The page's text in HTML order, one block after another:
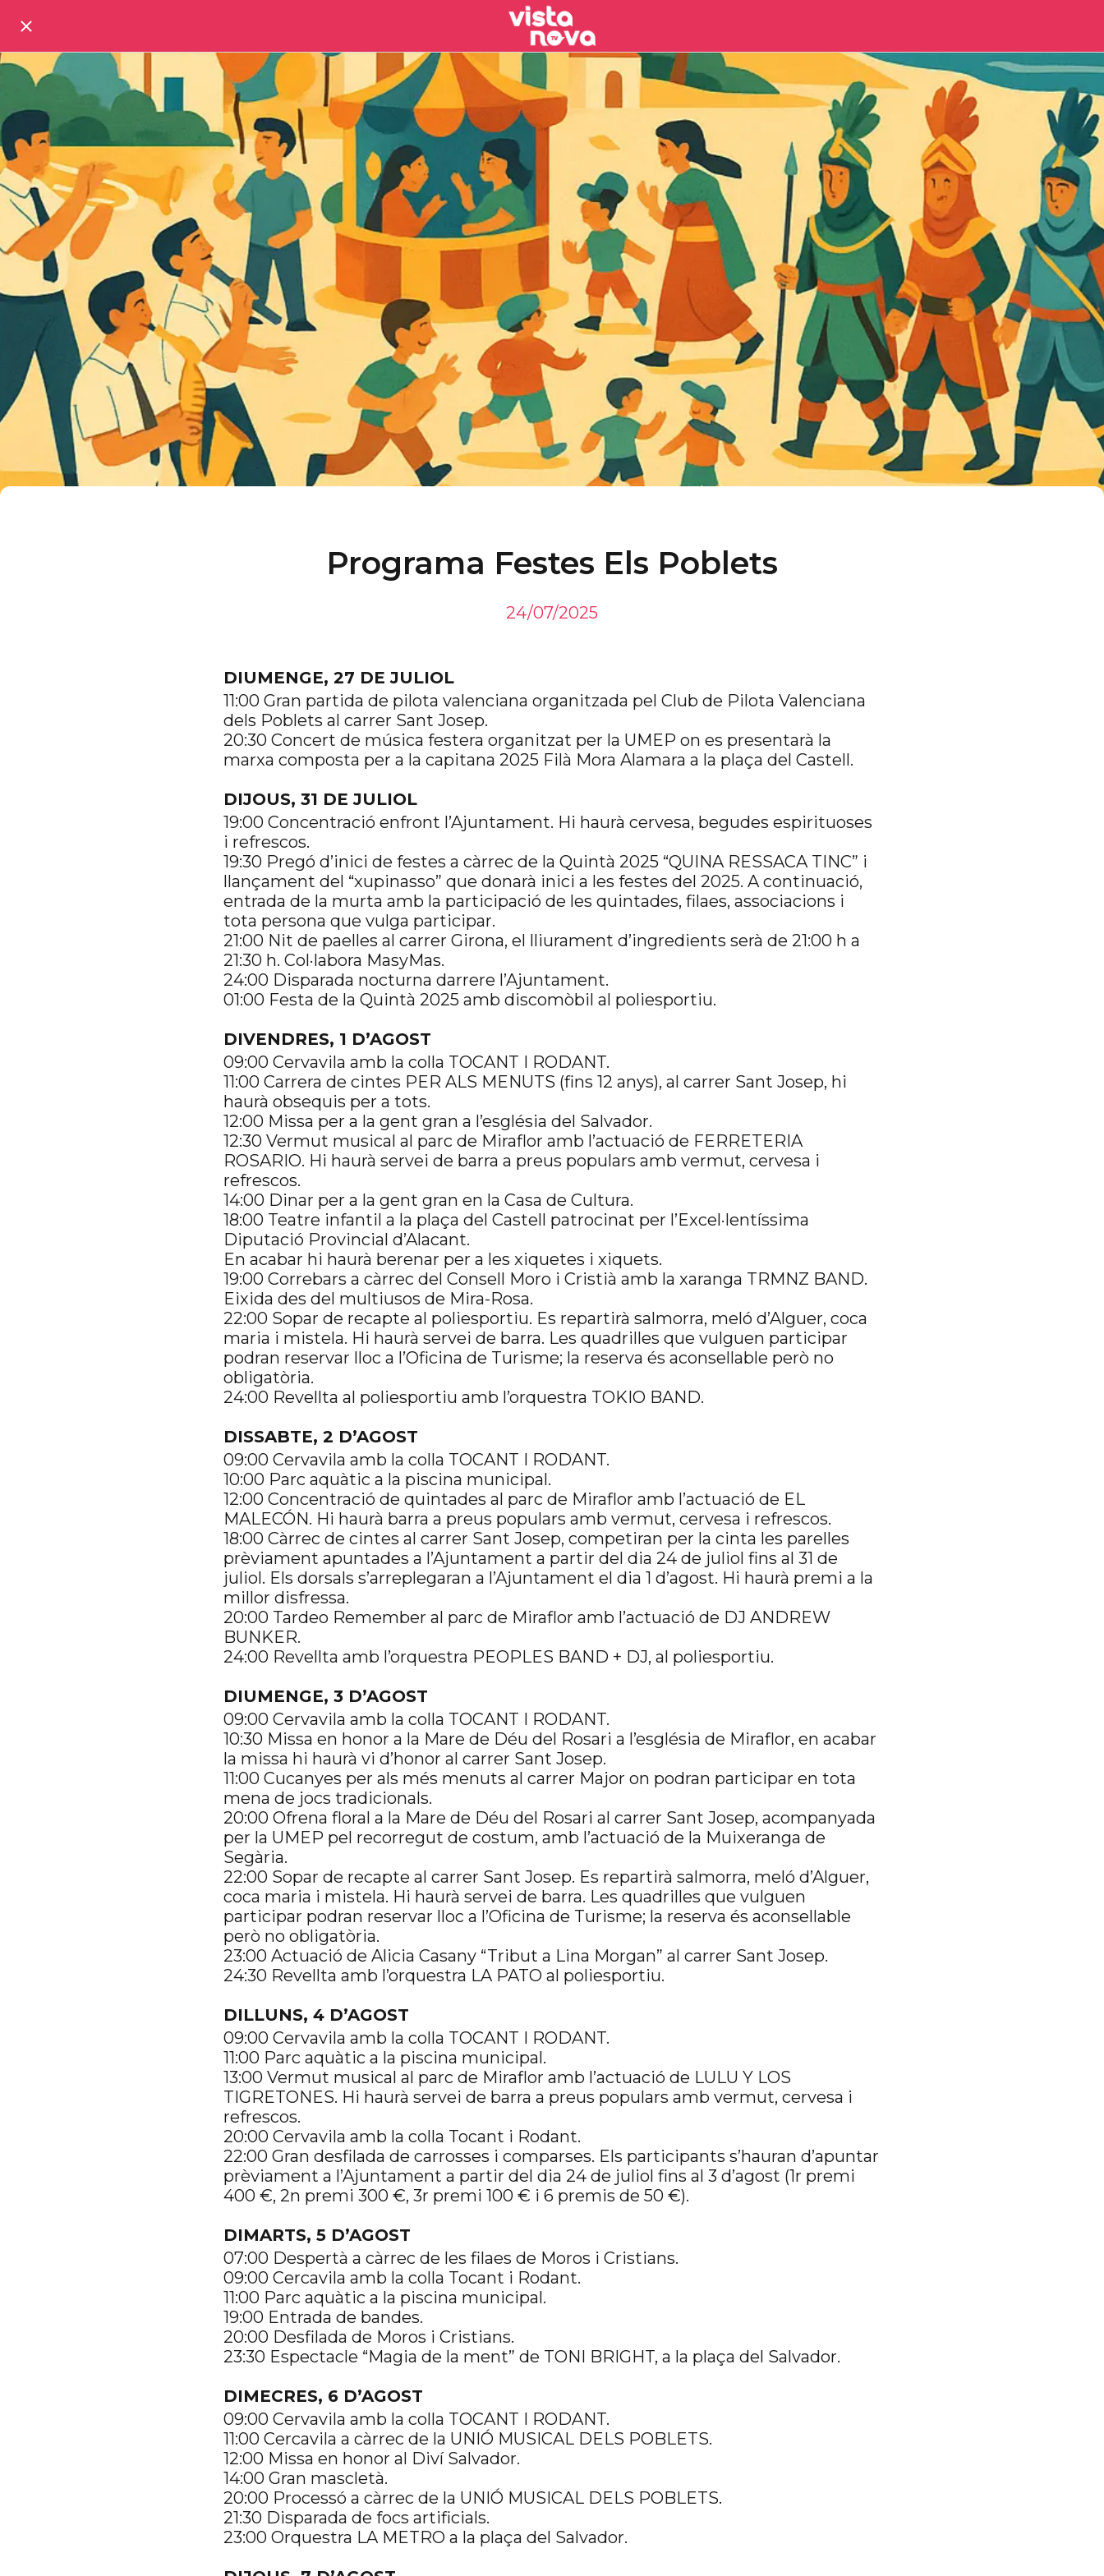
Programa Festes Els Poblets
24/07/2025
DIUMENGE, 27 DE JULIOL
11:00 Gran partida de pilota valenciana organitzada pel Club de Pilota Valenciana
dels Poblets al carrer Sant Josep.
20:30 Concert de música festera organitzat per la UMEP on es presentarà la
marxa composta per a la capitana 2025 Filà Mora Alamara a la plaça del Castell.
DIJOUS, 31 DE JULIOL
19:00 Concentració enfront l’Ajuntament. Hi haurà cervesa, begudes espirituoses
i refrescos.
19:30 Pregó d’inici de festes a càrrec de la Quintà 2025 “QUINA RESSACA TINC” i
llançament del “xupinasso” que donarà inici a les festes del 2025. A continuació,
entrada de la murta amb la participació de les quintades, filaes, associacions i
tota persona que vulga participar.
21:00 Nit de paelles al carrer Girona, el lliurament d’ingredients serà de 21:00 h a
21:30 h. Col·labora MasyMas.
24:00 Disparada nocturna darrere l’Ajuntament.
01:00 Festa de la Quintà 2025 amb discomòbil al poliesportiu.
DIVENDRES, 1 D’AGOST
09:00 Cervavila amb la colla TOCANT I RODANT.
11:00 Carrera de cintes PER ALS MENUTS (fins 12 anys), al carrer Sant Josep, hi
haurà obsequis per a tots.
12:00 Missa per a la gent gran a l’església del Salvador.
12:30 Vermut musical al parc de Miraflor amb l’actuació de FERRETERIA
ROSARIO. Hi haurà servei de barra a preus populars amb vermut, cervesa i
refrescos.
14:00 Dinar per a la gent gran en la Casa de Cultura.
18:00 Teatre infantil a la plaça del Castell patrocinat per l’Excel·lentíssima
Diputació Provincial d’Alacant.
En acabar hi haurà berenar per a les xiquetes i xiquets.
19:00 Correbars a càrrec del Consell Moro i Cristià amb la xaranga TRMNZ BAND.
Eixida des del multiusos de Mira-Rosa.
22:00 Sopar de recapte al poliesportiu. Es repartirà salmorra, meló d’Alguer, coca
maria i mistela. Hi haurà servei de barra. Les quadrilles que vulguen participar
podran reservar lloc a l’Oficina de Turisme; la reserva és aconsellable però no
obligatòria.
24:00 Revellta al poliesportiu amb l’orquestra TOKIO BAND.
DISSABTE, 2 D’AGOST
09:00 Cervavila amb la colla TOCANT I RODANT.
10:00 Parc aquàtic a la piscina municipal.
12:00 Concentració de quintades al parc de Miraflor amb l’actuació de EL
MALECÓN. Hi haurà barra a preus populars amb vermut, cervesa i refrescos.
18:00 Càrrec de cintes al carrer Sant Josep, competiran per la cinta les parelles
prèviament apuntades a l’Ajuntament a partir del dia 24 de juliol fins al 31 de
juliol. Els dorsals s’arreplegaran a l’Ajuntament el dia 1 d’agost. Hi haurà premi a la
millor disfressa.
20:00 Tardeo Remember al parc de Miraflor amb l’actuació de DJ ANDREW
BUNKER.
24:00 Revellta amb l’orquestra PEOPLES BAND + DJ, al poliesportiu.
DIUMENGE, 3 D’AGOST
09:00 Cervavila amb la colla TOCANT I RODANT.
10:30 Missa en honor a la Mare de Déu del Rosari a l’església de Miraflor, en acabar
la missa hi haurà vi d’honor al carrer Sant Josep.
11:00 Cucanyes per als més menuts al carrer Major on podran participar en tota
mena de jocs tradicionals.
20:00 Ofrena floral a la Mare de Déu del Rosari al carrer Sant Josep, acompanyada
per la UMEP pel recorregut de costum, amb l’actuació de la Muixeranga de
Segària.
22:00 Sopar de recapte al carrer Sant Josep. Es repartirà salmorra, meló d’Alguer,
coca maria i mistela. Hi haurà servei de barra. Les quadrilles que vulguen
participar podran reservar lloc a l’Oficina de Turisme; la reserva és aconsellable
però no obligatòria.
23:00 Actuació de Alicia Casany “Tribut a Lina Morgan” al carrer Sant Josep.
24:30 Revellta amb l’orquestra LA PATO al poliesportiu.
DILLUNS, 4 D’AGOST
09:00 Cervavila amb la colla TOCANT I RODANT.
11:00 Parc aquàtic a la piscina municipal.
13:00 Vermut musical al parc de Miraflor amb l’actuació de LULU Y LOS
TIGRETONES. Hi haurà servei de barra a preus populars amb vermut, cervesa i
refrescos.
20:00 Cervavila amb la colla Tocant i Rodant.
22:00 Gran desfilada de carrosses i comparses. Els participants s’hauran d’apuntar
prèviament a l’Ajuntament a partir del dia 24 de juliol fins al 3 d’agost (1r premi
400 €, 2n premi 300 €, 3r premi 100 € i 6 premis de 50 €).
DIMARTS, 5 D’AGOST
07:00 Despertà a càrrec de les filaes de Moros i Cristians.
09:00 Cercavila amb la colla Tocant i Rodant.
11:00 Parc aquàtic a la piscina municipal.
19:00 Entrada de bandes.
20:00 Desfilada de Moros i Cristians.
23:30 Espectacle “Magia de la ment” de TONI BRIGHT, a la plaça del Salvador.
DIMECRES, 6 D’AGOST
09:00 Cervavila amb la colla TOCANT I RODANT.
11:00 Cercavila a càrrec de la UNIÓ MUSICAL DELS POBLETS.
12:00 Missa en honor al Diví Salvador.
14:00 Gran mascletà.
20:00 Processó a càrrec de la UNIÓ MUSICAL DELS POBLETS.
21:30 Disparada de focs artificials.
23:00 Orquestra LA METRO a la plaça del Salvador.